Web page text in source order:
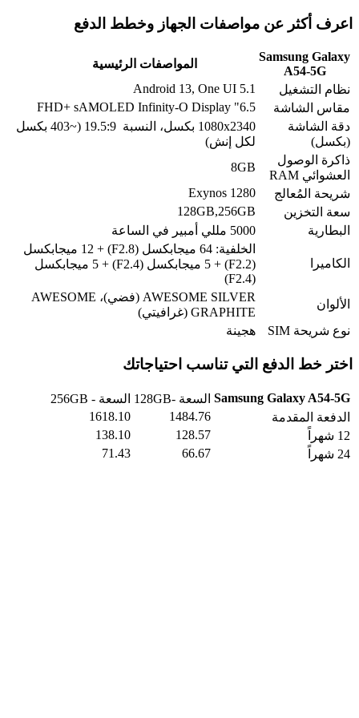
اعرف أكثر عن مواصفات الجهاز وخطط الدفع
Samsung Galaxy
A54-5G
المواصفات الرئيسية
نظام التشغيل
Android 13, One UI 5.1
مقاس الشاشة
6.5" FHD+ sAMOLED Infinity-O Display
دقة الشاشة
(بكسل)
1080x2340 بكسل، النسبة 19.5:9 (~403 بكسل
لكل إنش)
ذاكرة الوصول
العشوائي RAM
8GB
شريحة المُعالج
Exynos 1280
سعة التخزين
128GB,256GB
البطارية
5000 مللي أمبير في الساعة
الكاميرا
الخلفية: 64 ميجابكسل (F2.8) + 12 ميجابكسل
(F2.2) + 5 ميجابكسل (F2.4) + 5 ميجابكسل
(F2.4)
الألوان
AWESOME SILVER (فضي)، AWESOME
GRAPHITE (غرافيتي)
نوع شريحة SIM
هجينة
اختر خط الدفع التي تناسب احتياجاتك
Samsung Galaxy A54-5G السعة -128GB
السعة - 256GB
الدفعة المقدمة
1484.76
1618.10
12 شهراً
128.57
138.10
24 شهراً
66.67
71.43